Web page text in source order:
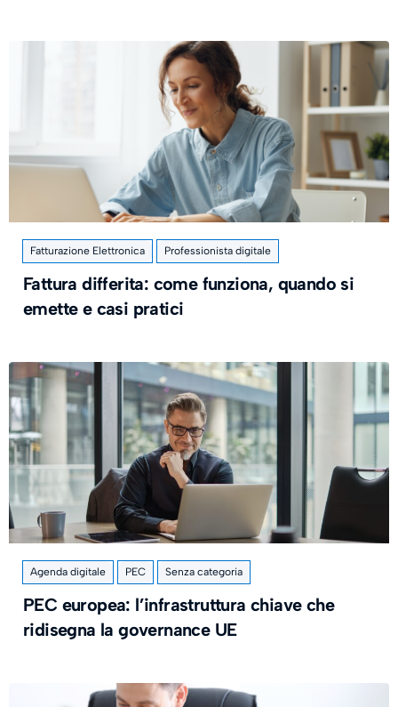
Fatturazione Elettronica Professionista digitale
Fattura differita: come funziona, quando si
emette e casi pratici
Agenda digitale PEC Senza categoria
PEC europea: l’infrastruttura chiave che
ridisegna la governance UE